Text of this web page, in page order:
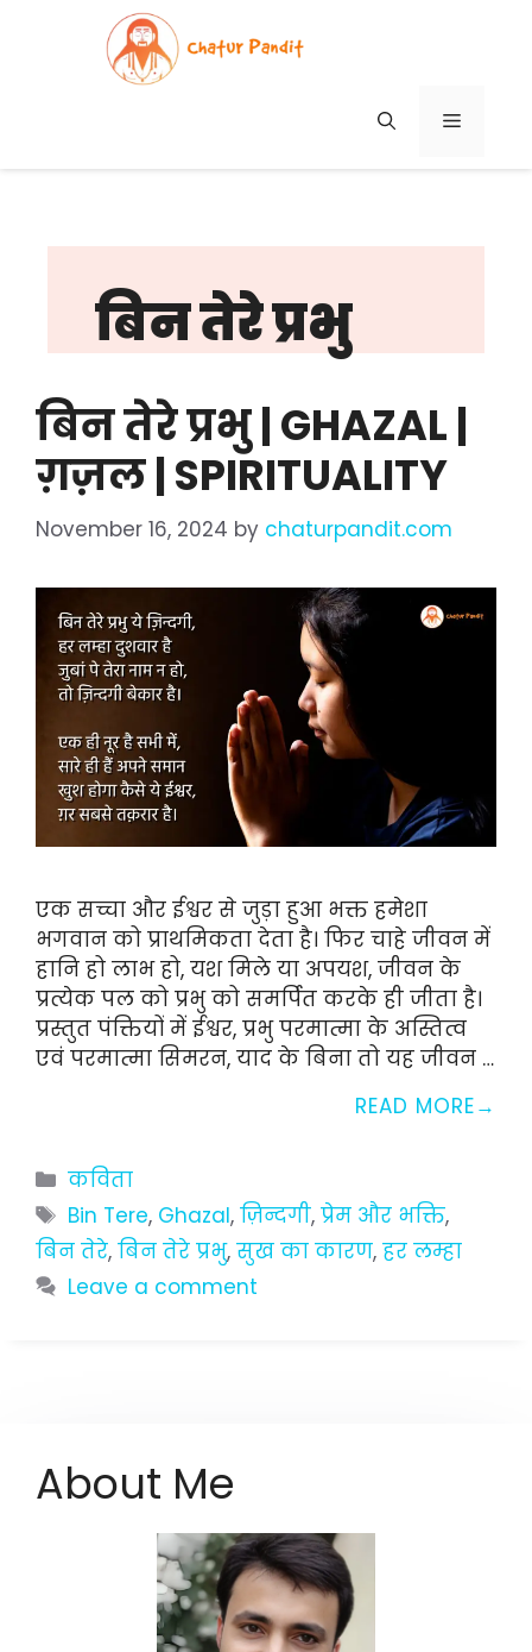
MENU
बिन तेरे प्रभु
बिन तेरे प्रभु | GHAZAL |
ग़ज़ल | SPIRITUALITY
November 16, 2024 by chaturpandit.com
एक सच्चा और ईश्वर से जुड़ा हुआ भक्त हमेशा
भगवान को प्राथमिकता देता है। फिर चाहे जीवन में
हानि हो लाभ हो, यश मिले या अपयश, जीवन के
प्रत्येक पल को प्रभु को समर्पित करके ही जीता है।
प्रस्तुत पंक्तियों में ईश्वर, प्रभु परमात्मा के अस्तित्व
एवं परमात्मा सिमरन, याद के बिना तो यह जीवन …
READ MORE
Categories
कविता
Tags
Bin Tere, Ghazal,ज़िन्दगी,प्रेम और भक्ति,
बिन तेरे, बिन तेरे प्रभु, सुख का कारण, हर लम्हा
Leave a comment
About Me